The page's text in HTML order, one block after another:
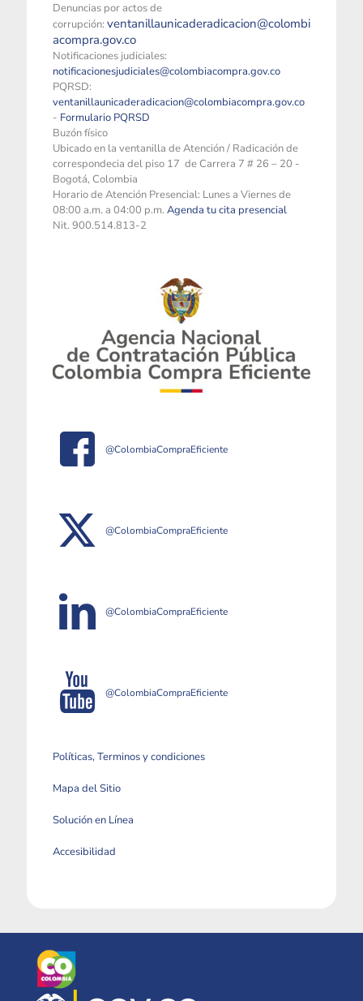
Denuncias por actos de
corrupción: ventanillaunicaderadicacion@colombi
acompra.gov.co
Notificaciones judiciales:
notificacionesjudiciales@colombiacompra.gov.co
PQRSD:
ventanillaunicaderadicacion@colombiacompra.gov.co
- Formulario PQRSD
Buzón físico
Ubicado en la ventanilla de Atención / Radicación de
correspondecia del piso 17 de Carrera 7 # 26 – 20 -
Bogotá, Colombia
Horario de Atención Presencial: Lunes a Viernes de
08:00 a.m. a 04:00 p.m. Agenda tu cita presencial
Nit. 900.514.813-2
@ColombiaCompraEficiente
@ColombiaCompraEficiente
@ColombiaCompraEficiente
@ColombiaCompraEficiente
Políticas, Terminos y condiciones
Mapa del Sitio
Solución en Línea
Accesibilidad